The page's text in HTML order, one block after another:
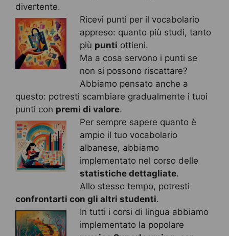
divertente.
Ricevi punti per il vocabolario
appreso: quanto più studi, tanto
più punti ottieni.
Ma a cosa servono i punti se
non si possono riscattare?
Abbiamo pensato anche a
questo: potresti scambiare gradualmente i tuoi
punti con premi di valore.
Per sempre sapere quanto è
ampio il tuo vocabolario
albanese, abbiamo
implementato nel corso delle
statistiche dettagliate.
Allo stesso tempo, potresti
confrontarti con gli altri studenti.
In tutti i corsi di lingua abbiamo
implementato la popolare